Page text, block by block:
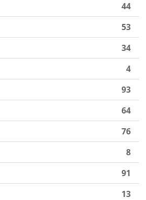
44
53
34
4
93
64
76
8
91
13